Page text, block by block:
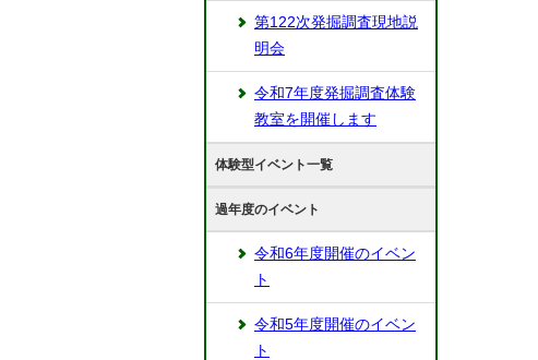
第122次発掘調査現地説
明会
令和7年度発掘調査体験
教室を開催します
体験型イベント一覧
過年度のイベント
令和6年度開催のイベン
ト
令和5年度開催のイベン
ト